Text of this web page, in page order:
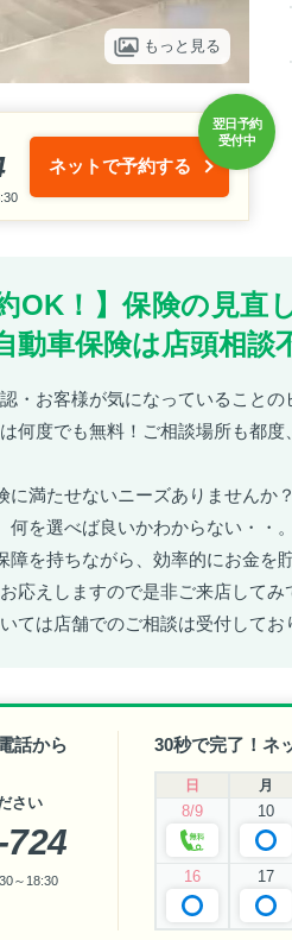
もっと見る
ネットで予約する
OK！】保険の見
動車保険は店頭相談
・お客様が気になっていることの
何度でも無料！ご相談場所も都
に満たせないニーズありませんか？
何を選べば良いかわからない・・。
障を持ちながら、効率的にお金を
応えしますので是非ご来店してみ
ては店舗でのご相談は受付してお
話から
さい
724
～18:30
30秒で完了！ネ
日 月
8/9 10
16 17